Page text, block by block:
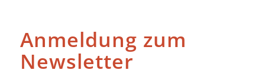
Anmeldung zum
Newsletter